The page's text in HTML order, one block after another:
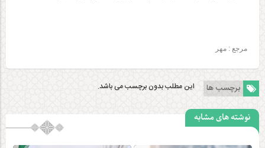
مرجع : مهر
برچسب ها این مطلب بدون برچسب می باشد.
نوشته های مشابه